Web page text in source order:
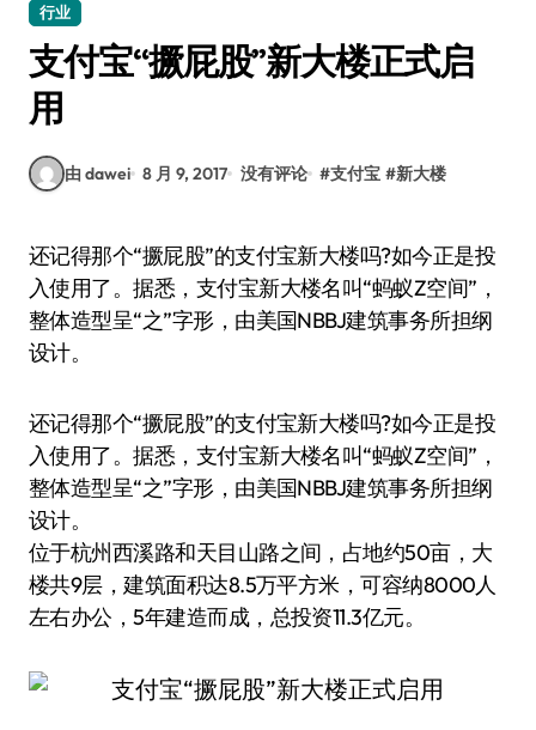
行业
支付宝“撅屁股”新大楼正式启
用
由 dawei 8 月 9, 2017 没有评论 #支付宝 #新大楼
还记得那个“撅屁股”的支付宝新大楼吗?如今正是投
入使用了。据悉，支付宝新大楼名叫“蚂蚁Z空间”，
整体造型呈“之”字形，由美国NBBJ建筑事务所担纲
设计。
还记得那个“撅屁股”的支付宝新大楼吗?如今正是投
入使用了。据悉，支付宝新大楼名叫“蚂蚁Z空间”，
整体造型呈“之”字形，由美国NBBJ建筑事务所担纲
设计。
位于杭州西溪路和天目山路之间，占地约50亩，大
楼共9层，建筑面积达8.5万平方米，可容纳8000人
左右办公，5年建造而成，总投资11.3亿元。